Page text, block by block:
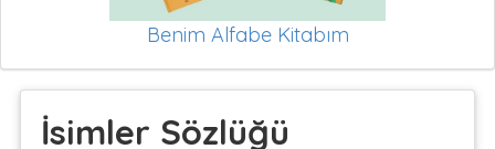
Benim Alfabe Kitabım
İsimler Sözlüğü